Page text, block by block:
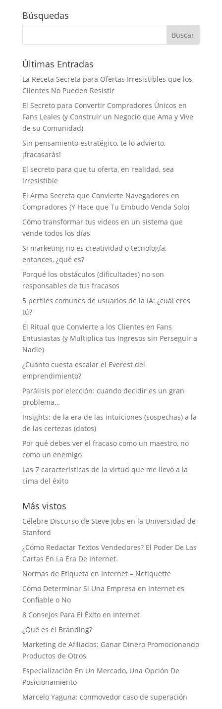
Búsquedas
Últimas Entradas
La Receta Secreta para Ofertas Irresistibles que los
Clientes No Pueden Resistir
El Secreto para Convertir Compradores Únicos en
Fans Leales (y Construir un Negocio que Ama y Vive
de su Comunidad)
Sin pensamiento estratégico, te lo advierto,
¡fracasarás!
El secreto para que tu oferta, en realidad, sea
irresistible
El Arma Secreta que Convierte Navegadores en
Compradores (Y Hace que Tu Embudo Venda Solo)
Cómo transformar tus videos en un sistema que
vende todos los días
Si marketing no es creatividad o tecnología,
entonces, ¿qué es?
Porqué los obstáculos (dificultades) no son
responsables de tus fracasos
5 perfiles comunes de usuarios de la IA: ¿cuál eres
tú?
El Ritual que Convierte a los Clientes en Fans
Entusiastas (y Multiplica tus Ingresos sin Perseguir a
Nadie)
¿Cuánto cuesta escalar el Everest del
emprendimiento?
Parálisis por elección: cuando decidir es un gran
problema…
Insights: de la era de las intuiciones (sospechas) a la
de las certezas (datos)
Por qué debes ver el fracaso como un maestro, no
como un enemigo
Las 7 características de la virtud que me llevó a la
cima del éxito
Más vistos
Célebre Discurso de Steve Jobs en la Universidad de
Stanford
¿Cómo Redactar Textos Vendedores? El Poder De Las
Cartas En La Era De Internet.
Normas de Etiqueta en Internet – Netiquette
Cómo Determinar Si Una Empresa en Internet es
Confiable o No
8 Consejos Para El Éxito en Internet
¿Qué es el Branding?
Marketing de Afiliados: Ganar Dinero Promocionando
Productos de Otros
Especialización En Un Mercado, Una Opción De
Posicionamiento
Marcelo Yaguna: conmovedor caso de superación